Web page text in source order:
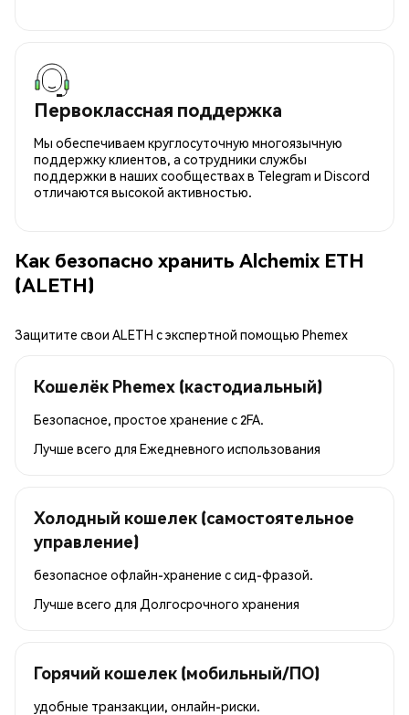
Первоклассная поддержка
Мы обеспечиваем круглосуточную многоязычную
поддержку клиентов, а сотрудники службы
поддержки в наших сообществах в Telegram и Discord
отличаются высокой активностью.
Как безопасно хранить Alchemix ETH
(ALETH)
Защитите свои ALETH с экспертной помощью Phemex
Кошелёк Phemex (кастодиальный)
Безопасное, простое хранение с 2FA.
Лучше всего для Ежедневного использования
Холодный кошелек (самостоятельное
управление)
безопасное офлайн-хранение с сид-фразой.
Лучше всего для Долгосрочного хранения
Горячий кошелек (мобильный/ПО)
удобные транзакции, онлайн-риски.